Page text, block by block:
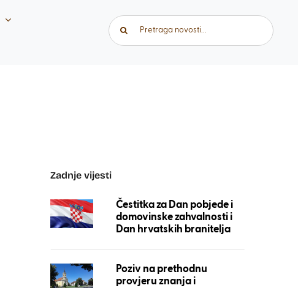
Traži...
Zadnje vijesti
Čestitka za Dan pobjede i
domovinske zahvalnosti i
Dan hrvatskih branitelja
Poziv na prethodnu
provjeru znanja i